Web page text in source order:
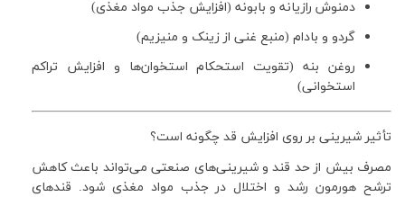
دمنوش رازیانه و بابونه (افزایش جذب مواد مغذی)
گردو و بادام (منبع غنی از زینک و منیزیم)
روغن بنه (تقویت استحکام استخوان‌ها و افزایش تراکم
استخوانی)
تأثیر شیرینی بر روی افزایش قد چگونه است؟
مصرف بیش از حد قند و شیرینی‌های صنعتی می‌تواند باعث کاهش
ترشح هورمون رشد و اختلال در جذب مواد مغذی شود. قندهای